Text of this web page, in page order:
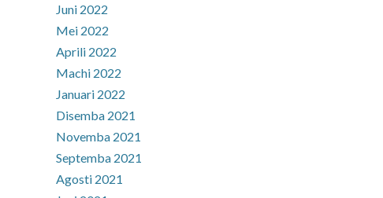
Juni 2022
Mei 2022
Aprili 2022
Machi 2022
Januari 2022
Disemba 2021
Novemba 2021
Septemba 2021
Agosti 2021